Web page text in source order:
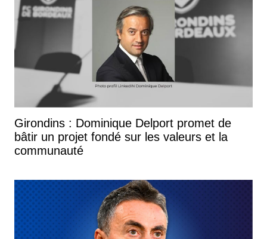
Girondins : Dominique Delport promet de
bâtir un projet fondé sur les valeurs et la
communauté